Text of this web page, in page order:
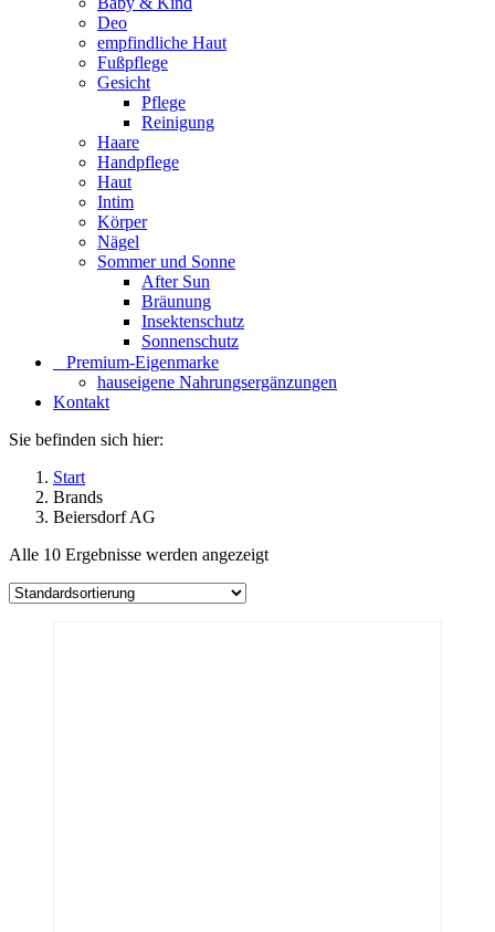
Deo
empfindliche Haut
Fußpflege
Gesicht
Pflege
Reinigung
Haare
Handpflege
Haut
Intim
Körper
Nägel
Sommer und Sonne
After Sun
Bräunung
Insektenschutz
Sonnenschutz
⠀​Premium-Eigenmarke
hauseigene Nahrungsergänzungen
Kontakt
Sie befinden sich hier:
Start
Brands
Beiersdorf AG
Alle 10 Ergebnisse werden angezeigt